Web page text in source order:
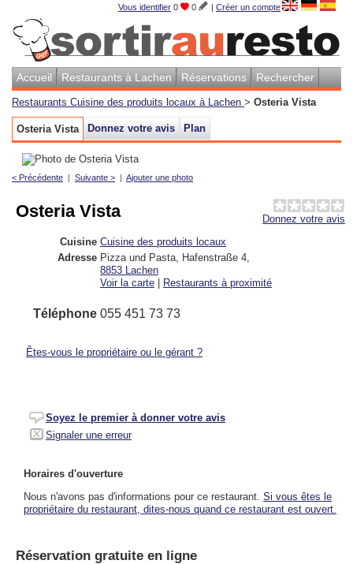
Vous identifier 0 0 | Créer un compte
Accueil Restaurants à Lachen Réservations Rechercher
Restaurants Cuisine des produits locaux à Lachen > Osteria Vista
Osteria Vista Donnez votre avis Plan
< Précédente | Suivante > | Ajouter une photo
Donnez votre avis
Osteria Vista
Cuisine Cuisine des produits locaux
Adresse Pizza und Pasta, Hafenstraße 4
8853
Lachen
Voir la carte
Restaurants à proximité
Téléphone 055 451 73 73
Êtes-vous le propriétaire ou le gérant ?
Soyez le premier à donner votre avis
Signaler une erreur
Horaires d'ouverture
Nous n'avons pas d'informations pour ce restaurant. Si vous êtes le
propriétaire du restaurant, dites-nous quand ce restaurant est ouvert.
Réservation gratuite en ligne